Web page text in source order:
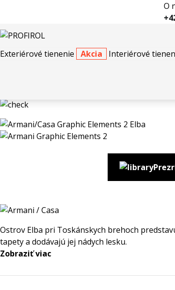
O
Exteriérové tienenie
Akcia Interiérové
Ostrov Elba pri Toskánskych brehoch
tapety a dodávajú jej nádych lesku.
Zobraziť viac